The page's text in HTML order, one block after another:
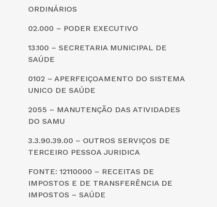
ORDINÁRIOS
02.000 – PODER EXECUTIVO
13.100 – SECRETARIA MUNICIPAL DE
SAÚDE
0102 – APERFEIÇOAMENTO DO SISTEMA
UNICO DE SAÚDE
2055 – MANUTENÇÃO DAS ATIVIDADES
DO SAMU
3.3.90.39.00 – OUTROS SERVIÇOS DE
TERCEIRO PESSOA JURIDICA
FONTE: 12110000 – RECEITAS DE
IMPOSTOS E DE TRANSFERÊNCIA DE
IMPOSTOS – SAÚDE